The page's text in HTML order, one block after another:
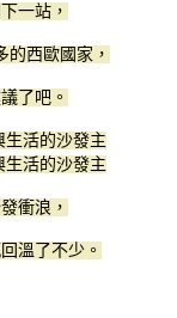
一站，
的西歐國家，
了吧。
衝浪，
溫了不少。